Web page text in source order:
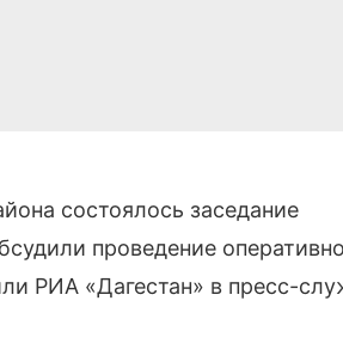
состоялось заседание
проведение
РИА «Дагестан» в пресс-